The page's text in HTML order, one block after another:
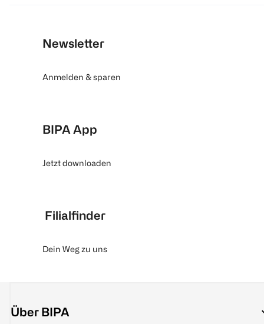
Newsletter
Anmelden & sparen
BIPA App
Jetzt downloaden
Filialfinder
Dein Weg zu uns
Über BIPA